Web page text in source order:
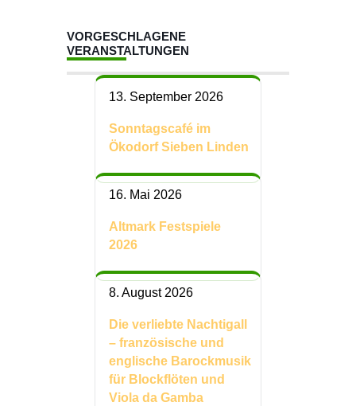
VORGESCHLAGENE
VERANSTALTUNGEN
13. September 2026
Sonntagscafé im
Ökodorf Sieben Linden
16. Mai 2026
Altmark Festspiele
2026
8. August 2026
Die verliebte Nachtigall
– französische und
englische Barockmusik
für Blockflöten und
Viola da Gamba